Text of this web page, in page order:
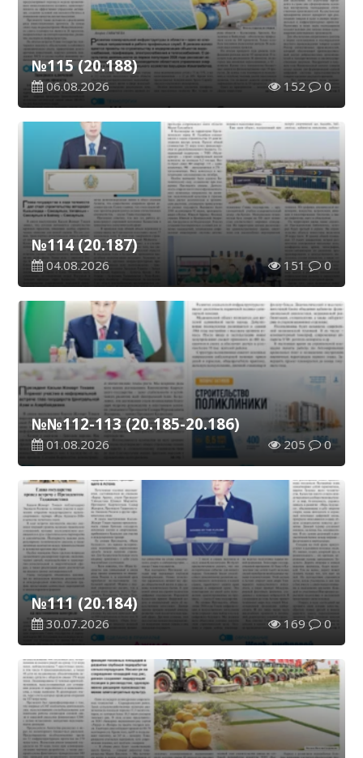
№115 (20.188)
06.08.2026 152 0
№114 (20.187)
04.08.2026 151 0
№№112-113 (20.185-20.186)
01.08.2026 205 0
№111 (20.184)
30.07.2026 169 0